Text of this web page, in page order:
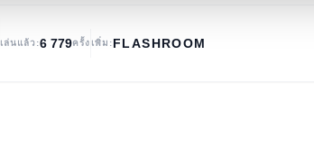
เล่นแล้ว:6 779ครั้ง เพิ่ม:FLASHROOM